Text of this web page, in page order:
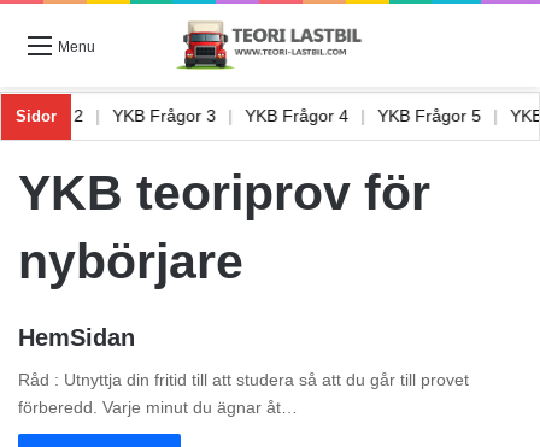
Menu
Sidor
Frågor 2 YKB Frågor 3 YKB Frågor 4 YKB Frågor 5
YKB teoriprov för
nybörjare
HemSidan
Råd : Utnyttja din fritid till att studera så att du går till provet
förberedd. Varje minut du ägnar åt…